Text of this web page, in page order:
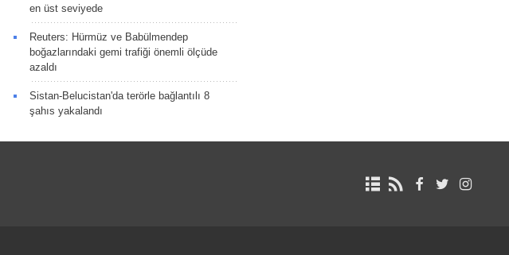
en üst seviyede
Reuters: Hürmüz ve Babülmendep
boğazlarındaki gemi trafiği önemli ölçüde
azaldı
Sistan-Belucistan'da terörle bağlantılı 8
şahıs yakalandı